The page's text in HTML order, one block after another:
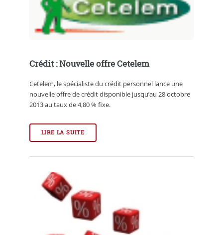
Crédit : Nouvelle offre Cetelem
Cetelem, le spécialiste du crédit personnel lance une
nouvelle offre de crédit disponible jusqu’au 28 octobre
2013 au taux de 4,80 % fixe.
LIRE LA SUITE